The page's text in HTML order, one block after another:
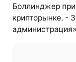
Боллинджер
крипторынке. -